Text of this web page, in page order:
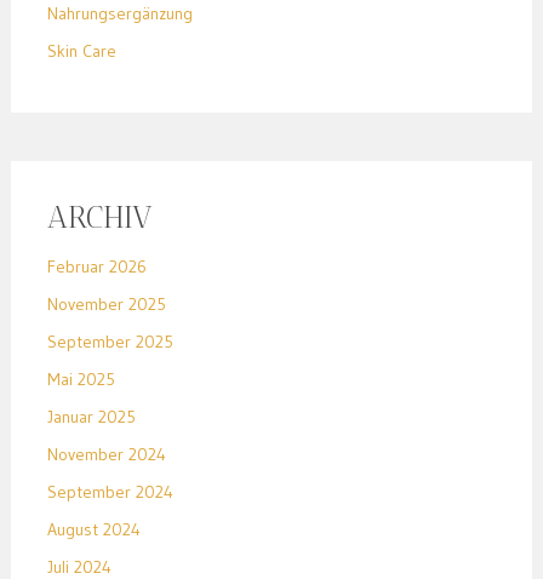
Nahrungsergänzung
Skin Care
ARCHIV
Februar 2026
November 2025
September 2025
Mai 2025
Januar 2025
November 2024
September 2024
August 2024
Juli 2024